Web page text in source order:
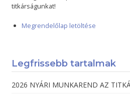
titkárságunkat!
Megrendelőlap letöltése
Legfrissebb tartalmak
2026 NYÁRI MUNKAREND AZ